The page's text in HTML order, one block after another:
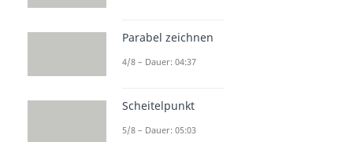
Parabel zeichnen
4/8 – Dauer: 04:37
Scheitelpunkt
5/8 – Dauer: 05:03